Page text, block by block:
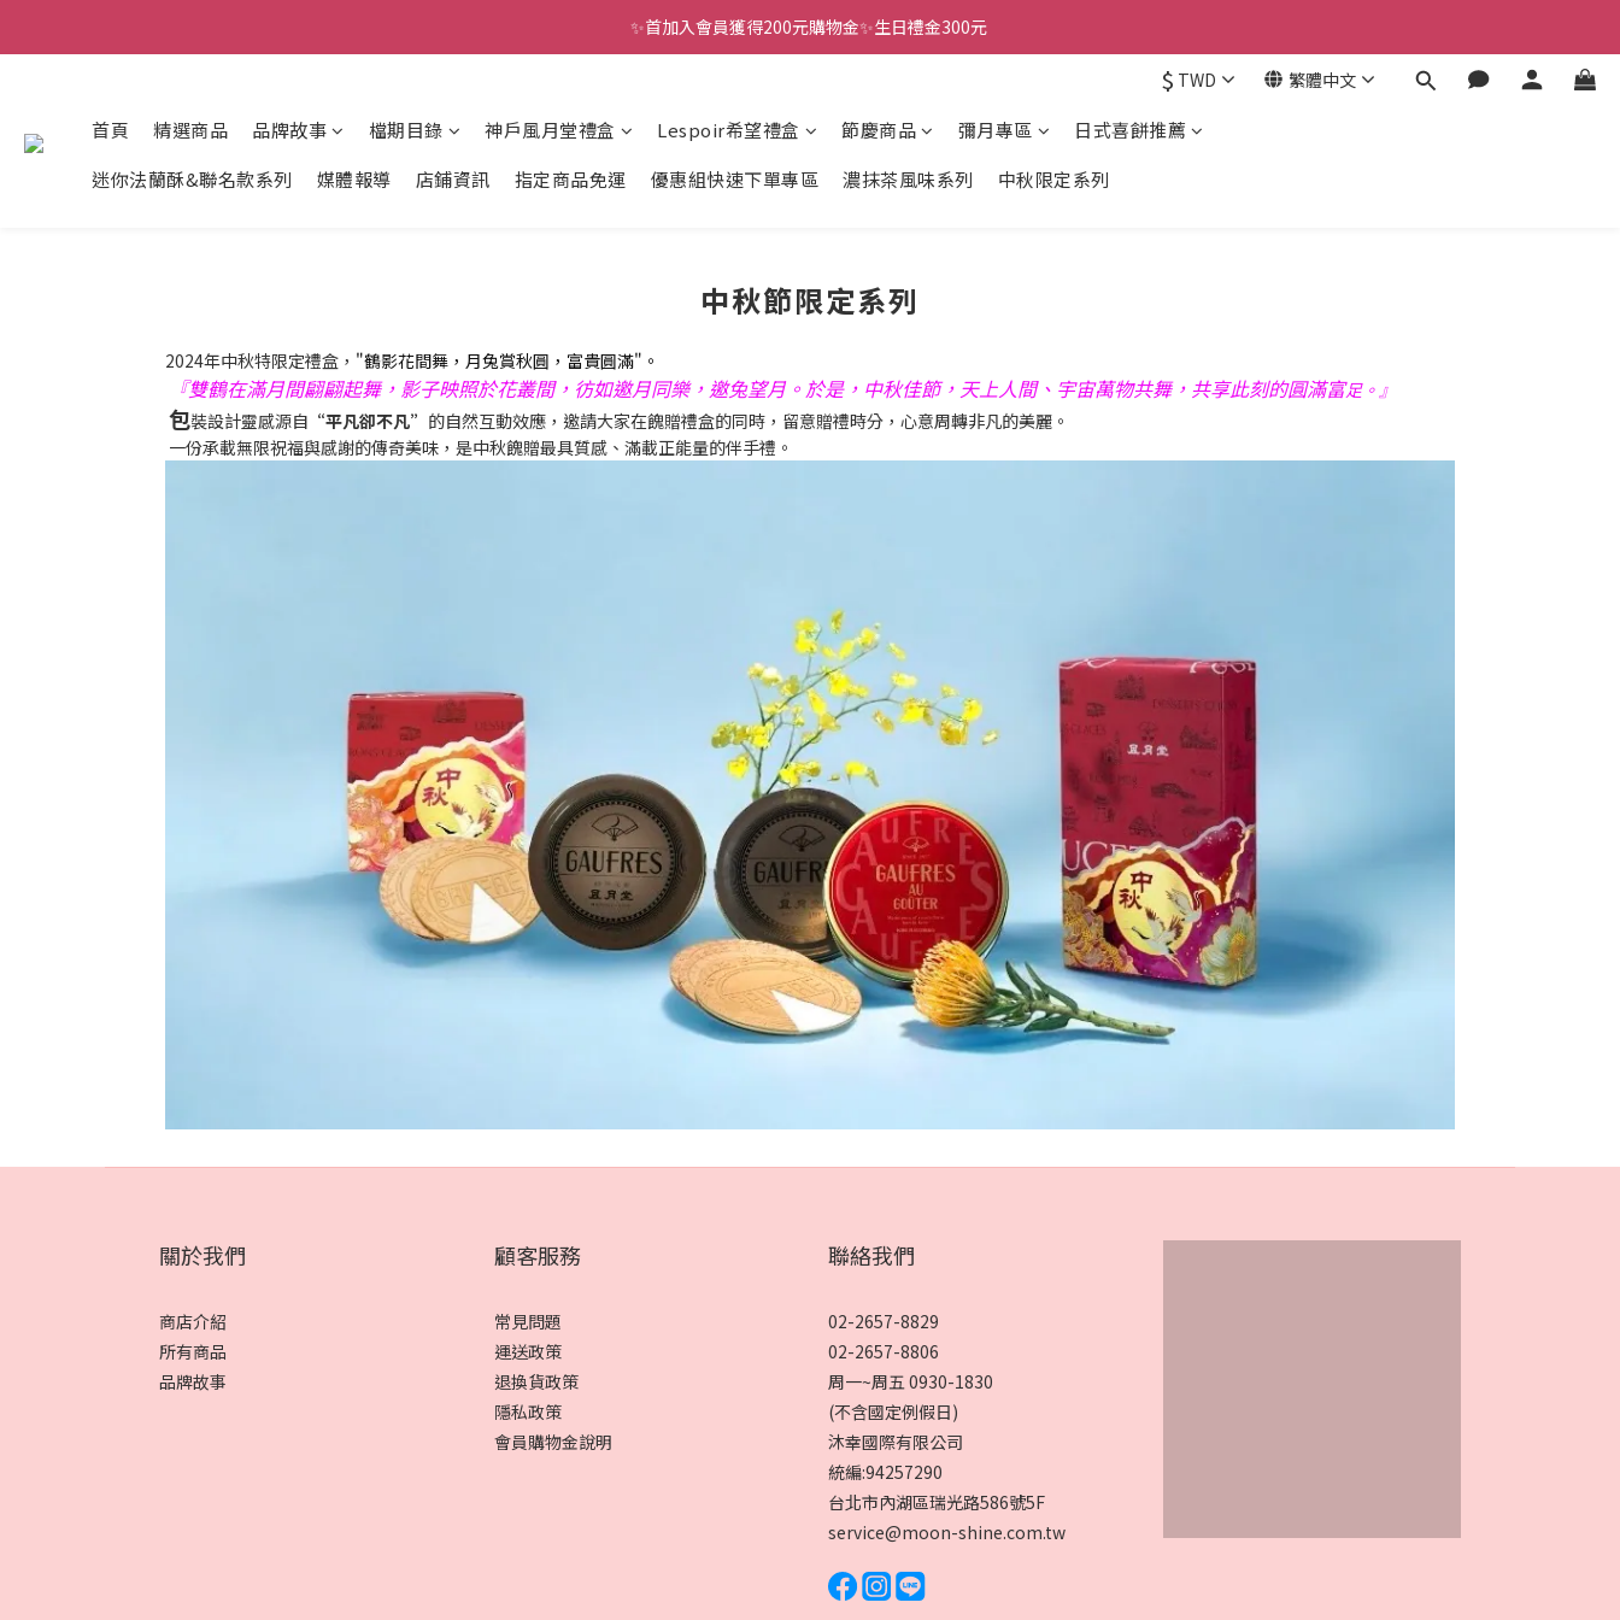
全館滿千免運
✨首加入會員獲得200元購物金✨生日禮金300元
$ TWD 繁體中文
首頁 精選商品 品牌故事 檔期目錄 神戶風月堂禮盒 Lespoir希望禮盒 節慶商品 彌月專區
日式喜餅推薦
迷你法蘭酥&聯名款系列
媒體報導 店鋪資訊 指定商品免運 優惠組快速下單專區 濃抹茶風味系列 中秋限定系列
中秋節限定系列
2024年中秋特限定禮盒， "鶴影花間舞，月兔賞秋圓，富貴圓滿"。
『雙鶴在滿月間翩翩起舞，影子映照於花叢間，彷如邀月同樂，邀兔望月。於是，中秋佳節，天上人間、宇宙萬物共舞，共享此刻的圓滿富足。』
包裝設計靈感源自 “平凡卻不凡” 的自然互動效應，邀請大家在餽贈禮盒的同時，留意贈禮時分，心意周轉非凡的美麗。
一份承載無限祝福與感謝的傳奇美味，是中秋餽贈最具質感、滿載正能量的伴手禮。
關於我們
商店介紹
所有商品
品牌故事
顧客服務
常見問題
運送政策
退換貨政策
隱私政策
會員購物金說明
聯絡我們
02-2657-8829
02-2657-8806
周一~周五 0930-1830
(不含國定例假日)
沐幸國際有限公司
統編:94257290
台北市內湖區瑞光路586號5F
service@moon-shine.com.tw